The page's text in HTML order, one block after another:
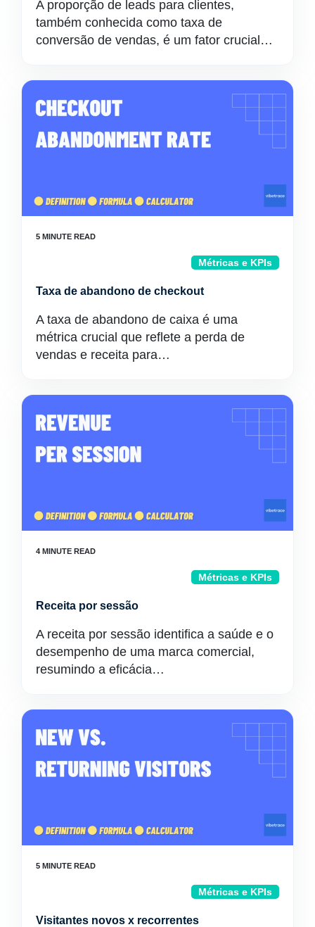
A proporção de leads para clientes,
também conhecida como taxa de
conversão de vendas, é um fator crucial…
Métricas e KPIs
Taxa de abandono de checkout
A taxa de abandono de caixa é uma
métrica crucial que reflete a perda de
vendas e receita para…
Métricas e KPIs
Receita por sessão
A receita por sessão identifica a saúde e o
desempenho de uma marca comercial,
resumindo a eficácia…
Métricas e KPIs
Visitantes novos x recorrentes